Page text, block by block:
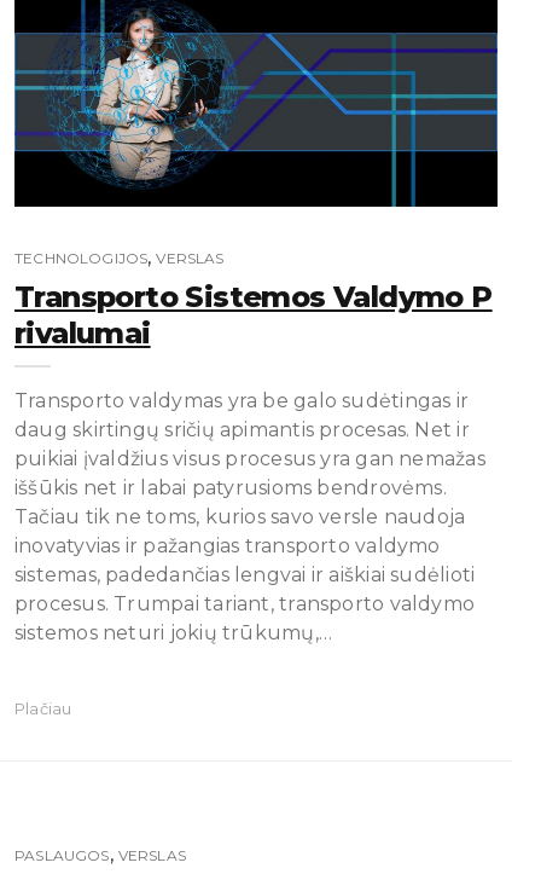
TECHNOLOGIJOS,VERSLAS
Transporto Sistemos Valdymo P
Rivalumai
Transporto valdymas yra be galo sudėtingas ir
daug skirtingų sričių apimantis procesas. Net ir
puikiai įvaldžius visus procesus yra gan nemažas
iššūkis net ir labai patyrusioms bendrovėms.
Tačiau tik ne toms, kurios savo versle naudoja
inovatyvias ir pažangias transporto valdymo
sistemas, padedančias lengvai ir aiškiai sudėlioti
procesus. Trumpai tariant, transporto valdymo
sistemos neturi jokių trūkumų,…
Plačiau
PASLAUGOS, VERSLAS